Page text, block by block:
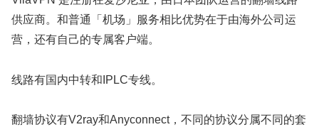
供应商。和普通「机场」服务相比优势在于由海外公司运
营，还有自己的专属客户端。
线路有国内中转和IPLC专线。
翻墙协议有V2ray和Anyconnect，不同的协议分属不同的套